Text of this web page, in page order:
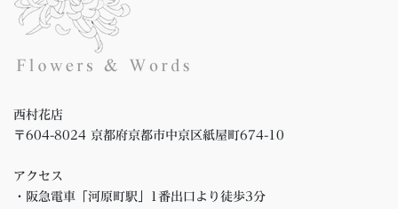
西村花店
〒604-8024 京都府京都市中京区紙屋町674-10
アクセス
・阪急電車「河原町駅」1番出口より徒歩3分